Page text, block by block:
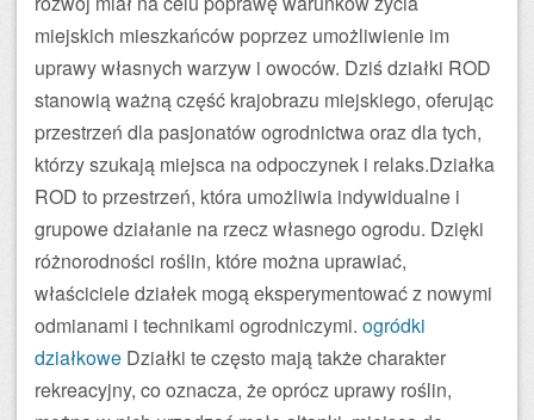
miejskich mieszkańców poprzez umożliwienie im
uprawy własnych warzyw i owoców. Dziś działki ROD
stanowią ważną część krajobrazu miejskiego, oferując
przestrzeń dla pasjonatów ogrodnictwa oraz dla tych,
którzy szukają miejsca na odpoczynek i relaks.Działka
ROD to przestrzeń, która umożliwia indywidualne i
grupowe działanie na rzecz własnego ogrodu. Dzięki
różnorodności roślin, które można uprawiać,
właściciele działek mogą eksperymentować z nowymi
odmianami i technikami ogrodniczymi. ogródki
działkowe Działki te często mają także charakter
rekreacyjny, co oznacza, że oprócz uprawy roślin,